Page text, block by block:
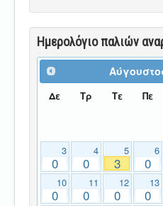
Ημερολόγιο παλιών
Δε Τρ Τε Πε
3
0
4
0
5
3
6
0
10
0
11
0
12
0
13
0